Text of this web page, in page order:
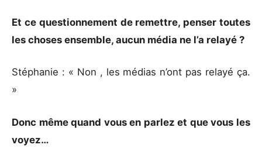
Et ce questionnement de remettre, penser toutes
les choses ensemble, aucun média ne l’a relayé ?
Stéphanie : « Non , les médias n’ont pas relayé ça.
»
Donc même quand vous en parlez et que vous les
voyez…